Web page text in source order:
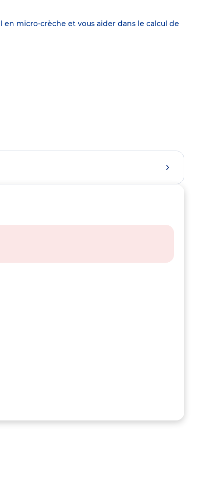
en micro-crèche et vous aider dans le calcul de